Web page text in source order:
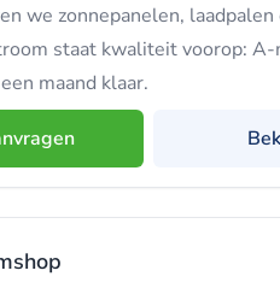
we zonnepanelen,
staat kwaliteit voorop: A-
maand klaar.